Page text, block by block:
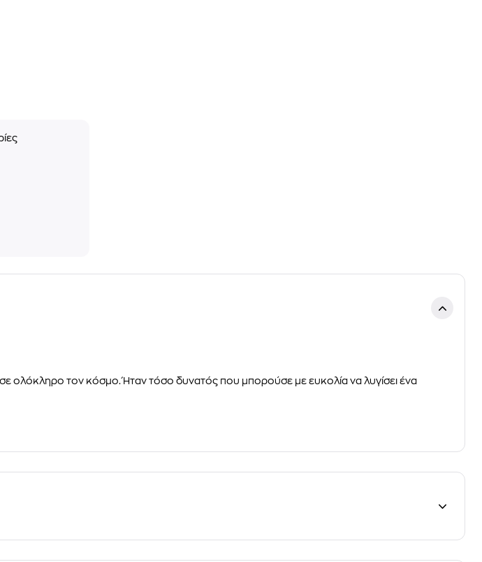
ολόκληρο τον κόσμο. Ήταν τόσο δυνατός που μπορούσε με ευκολία να λυγίσει ένα